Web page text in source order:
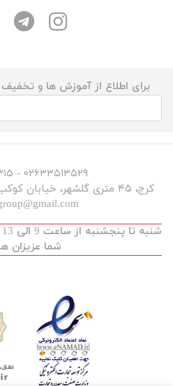
برای اطلاع از آموزش ها و تخفیف
۰۲۶۳۳۵۱۳۵۲۹ - ۰۲۶۳۳۵۳۴۳۱۵
کرج، ۴۵ متری گلشهر، خیابان کوکب شرقی، عکس و فیلم مکث
شما عزیزان